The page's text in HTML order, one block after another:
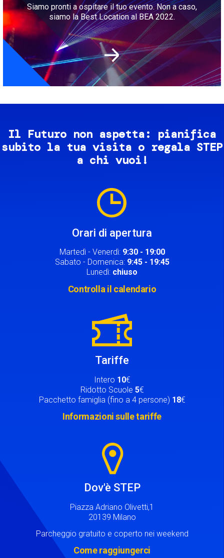
Siamo pronti a ospitare il tuo evento. Non a caso,
siamo la Best Location al BEA 2022.
Il Futuro non aspetta: pianifica
subito la tua visita o regala STEP
a chi vuoi!
Orari di apertura
Martedì - Venerdì: 9:30 - 19:00
Sabato - Domenica: 9:45 - 19:45
Lunedì: chiuso
Controlla il calendario
Tariffe
Intero 10€
Ridotto Scuole 5€
Pacchetto famiglia (fino a 4 persone) 18€
Informazioni sulle tariffe
Dov'è STEP
Piazza Adriano Olivetti,1
20139 Milano
Parcheggio gratuito e coperto nei weekend
Come raggiungerci